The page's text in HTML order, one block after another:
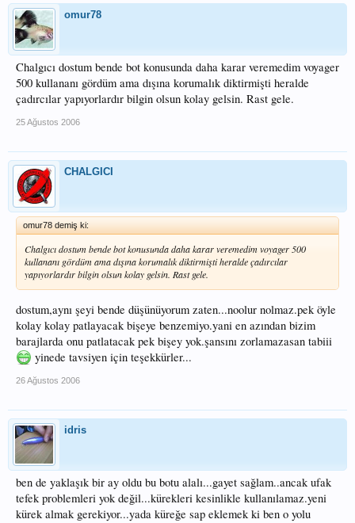
omur78
Chalgıcı dostum bende bot konusunda daha karar veremedim voyager
500 kullananı gördüm ama dışına korumalık diktirmişti heralde
çadırcılar yapıyorlardır bilgin olsun kolay gelsin. Rast gele.
25 Ağustos 2006
CHALGICI
omur78 demiş ki:
Chalgıcı dostum bende bot konusunda daha karar veremedim voyager 500
kullananı gördüm ama dışına korumalık diktirmişti heralde çadırcılar
yapıyorlardır bilgin olsun kolay gelsin. Rast gele.
dostum,aynı şeyi bende düşünüyorum zaten...noolur nolmaz.pek öyle
kolay kolay patlayacak bişeye benzemiyo.yani en azından bizim
barajlarda onu patlatacak pek bişey yok.şansını zorlamazasan tabiii
yinede tavsiyen için teşekkürler...
26 Ağustos 2006
idris
ben de yaklaşık bir ay oldu bu botu alalı...gayet sağlam..ancak ufak
tefek problemleri yok değil...kürekleri kesinlikle kullanılamaz.yeni
kürek almak gerekiyor...yada küreğe sap eklemek ki ben o yolu